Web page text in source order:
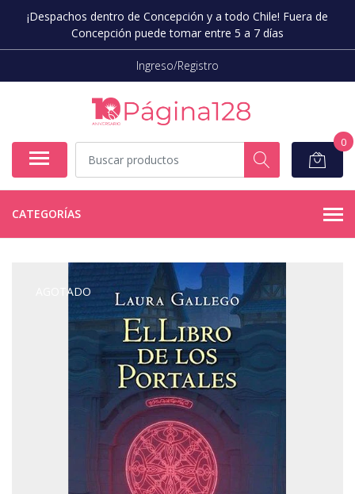
¡Despachos dentro de Concepción y a todo Chile! Fuera de
Concepción puede tomar entre 5 a 7 días
Ingreso/Registro
0
CATEGORÍAS
AGOTADO